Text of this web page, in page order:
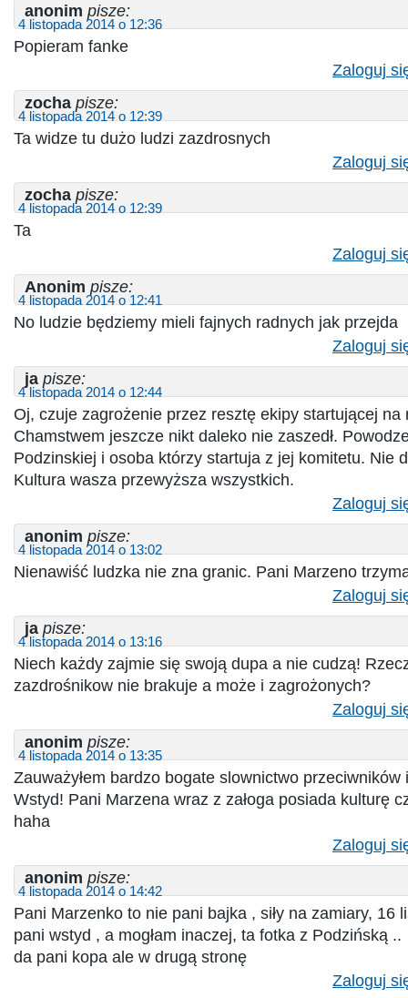
anonim pisze:
4 listopada 2014 o 12:36
Popieram fanke
Zaloguj
zocha pisze:
4 listopada 2014 o 12:39
Ta widze tu dużo ludzi zazdrosnych
Zaloguj
zocha pisze:
4 listopada 2014 o 12:39
Ta
Zaloguj
Anonim pisze:
4 listopada 2014 o 12:41
No ludzie będziemy mieli fajnych radnych jak przejda
Zaloguj
ja pisze:
4 listopada 2014 o 12:44
Oj, czuje zagrożenie przez resztę ekipy startującej na
Chamstwem jeszcze nikt daleko nie zaszedł.
Podzinskiej i osoba którzy startuja z jej komitetu. Nie
Kultura wasza przewyższa wszystkich.
Zaloguj
anonim pisze:
4 listopada 2014 o 13:02
Nienawiść ludzka nie zna granic. Pani Marzeno
Zaloguj
ja pisze:
4 listopada 2014 o 13:16
Niech każdy zajmie się swoją dupa a nie cudzą!
zazdrośnikow nie brakuje a może i zagrożonych?
Zaloguj
anonim pisze:
4 listopada 2014 o 13:35
Zauważyłem bardzo bogate slownictwo przeciwników
Wstyd! Pani Marzena wraz z załoga posiada kulturę
haha
Zaloguj
anonim pisze:
4 listopada 2014 o 14:42
Pani Marzenko to nie pani bajka , siły na zamiary, 16
pani wstyd , a mogłam inaczej, ta fotka z Podzińską ..
da pani kopa ale w drugą stronę
Zaloguj